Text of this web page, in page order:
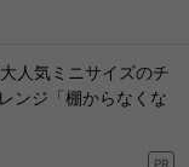
人気ミニサイズのチ
ンジ「棚からなくな
PR